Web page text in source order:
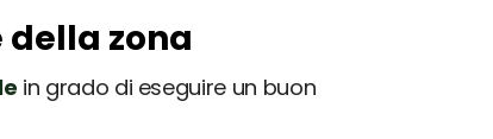
zona
in grado di eseguire un buon